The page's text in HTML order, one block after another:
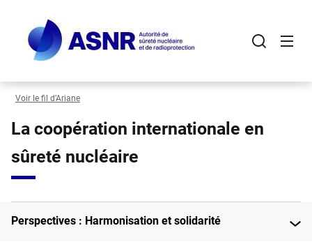
contenu
principal
Voir le fil d’Ariane
La coopération internationale en
sûreté nucléaire
Perspectives : Harmonisation et solidarité